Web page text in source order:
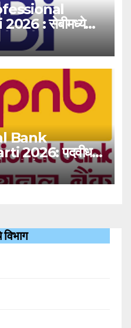
: सेबीमध्ये
भरती!
Bank
2026: पदवीधर
मोठी संधी!
विभाग